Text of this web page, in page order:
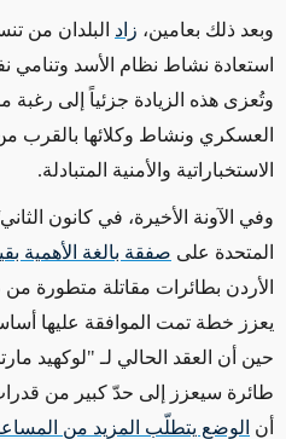
وبعد ذلك بعامين، زاد البلدان من
استعادة نشاط نظام الأسد وتنامي
وتُعزى هذه الزيادة جزئياً إلى
العسكري ونشاط وكلائها بالقرب
الاستخباراتية والأمنية المتبادلة.
المتحدة على صفقة بالغة الأهمية بقيمة 4.2 مليارات
يعزز خطة تمت الموافقة عليها
حين أن العقد الحالي لـ "لوكهيد
طائرة سيعزز إلى حدّ كبير من
أن الوضع يتطلّب المزيد من